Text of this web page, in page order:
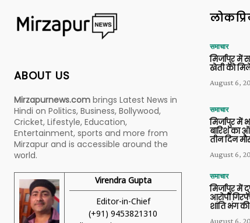
ABOUT US
Mirzapurnews.com brings Latest News in
Hindi on Politics, Business, Bollywood,
Cricket, Lifestyle, Education,
Entertainment, sports and more from
Mirzapur and is accessible around the
world.
Virendra Gupta
Editor-in-Chief
(+91) 9453821310
समाचार
मिर्जापुर में
खेती को
August 6,
समाचार
मिर्जापुर में
बारिश का
तीन दिन
August 6,
समाचार
मिर्जापुर में
आरोपी
शांति भंग की
August 6,